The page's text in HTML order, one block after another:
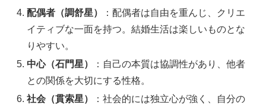
配偶者（調舒星）
：配偶者は自由を重んじ、クリエ
イティブな一面を持つ。結婚生活は楽しいものとな
りやすい。
中心（石門星）
：自己の本質は協調性があり、他者
との関係を大切にする性格。
社会（貫索星）
：社会的には独立心が強く、自分の